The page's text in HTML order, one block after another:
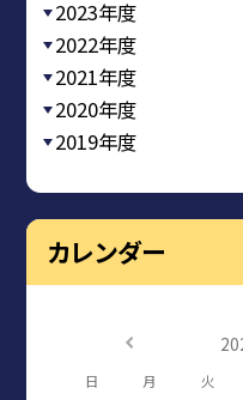
2023年度
2022年度
2021年度
2020年度
2019年度
カレンダー
日 月 火